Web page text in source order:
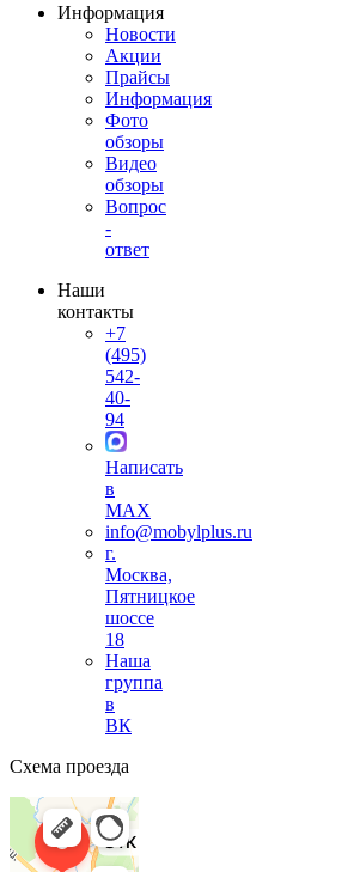
Информация
Новости
Акции
Прайсы
Информация
Фото
обзоры
Видео
обзоры
Вопрос
-
ответ
Наши
контакты
+7
(495)
542-
40-
94
Написать
в
MAX
info@mobylplus.ru
г.
Москва,
Пятницкое
шоссе
18
Наша
группа
в
ВК
Схема проезда